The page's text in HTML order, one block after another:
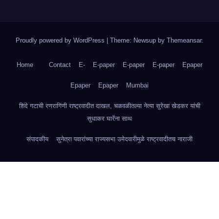
Proudly powered by WordPress Theme: Newsup by Themeansar.
Home Contact E- E-paper E-paper E-paper Epaper
Epaper Epaper Mumbai
शिंदे गटाची रणरागिणी राष्ट्रवादीत दाखल, चळवळीतल्या नेत्या सुरेखा खेडकर यांची
सुधाकर घारेंना साथ
संपादकीय सुनेत्रा पवारांच्या राज्यसभा उमेदवारीमुळे राष्ट्रवादीतच नाराजी